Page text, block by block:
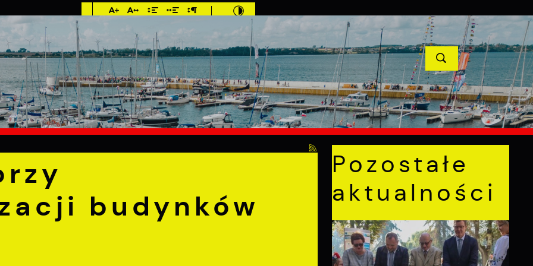
Imieniny: Sława,
Jakub, Stefan
MIESZKANIEC TURYSTYKA INWESTYCJE PROJEKTY UNIJNE KONTAKT
UM i MOKSiR Trwają prace przy termomodernizacji budynków miasta POPRZEDNI NASTĘPNY
budynków
Pozostałe
aktualności